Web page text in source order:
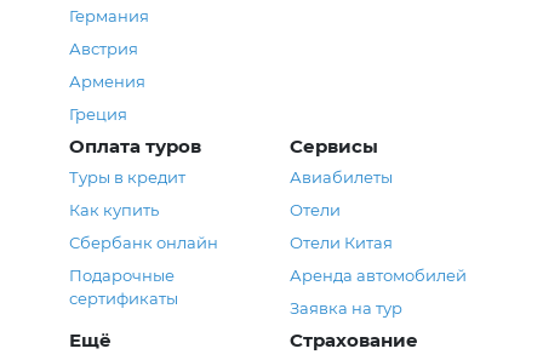
Германия
Австрия
Армения
Греция
Оплата туров
Туры в кредит
Как купить
Сбербанк онлайн
Подарочные
сертификаты
Сервисы
Авиабилеты
Отели
Отели Китая
Аренда автомобилей
Заявка на тур
Ещё Страхование